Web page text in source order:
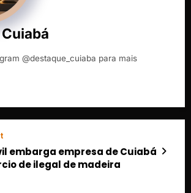
@destaque_cuiaba para mais
embarga empresa de Cuiabá
de ilegal de madeira